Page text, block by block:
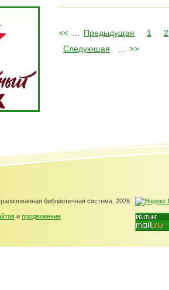
<< Предыдущая 1
2
Следующая
>>
библиотечная система, 2026
и продвижение